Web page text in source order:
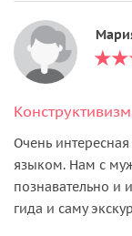
Очень
языком. Нам с
познавательно и
гида и саму